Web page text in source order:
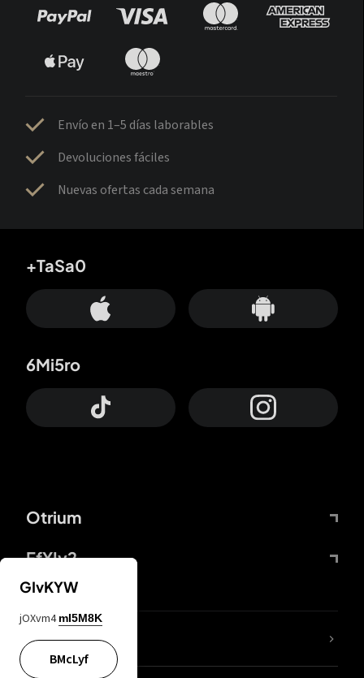
Envío en 1–5 días laborables
Devoluciones fáciles
Nuevas ofertas cada semana
Otrium
FfYIy2
+TaSa0
6Mi5ro
65A04M
GIvKYW
jOXvm4 mI5M8K
BMcLyf